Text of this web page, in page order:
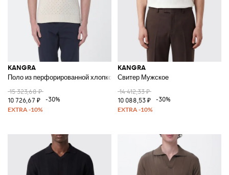
KANGRA
Поло из перфорированной хлопковой смеси
15 323,68 ₽
10 726,67 ₽
-30%
KANGRA
Свитер Мужское
14 412,33 ₽
10 088,53 ₽
-30%